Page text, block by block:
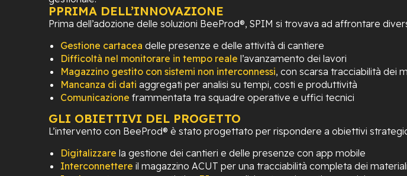
PPRIMA DELL’INNOVAZIONE
Prima dell’adozione delle soluzioni BeeProd®, SPIM si trovava ad affrontare
Gestione cartacea delle presenze e delle attività di cantiere
Difficoltà nel monitorare in tempo reale l’avanzamento dei lavori
Magazzino gestito con sistemi non interconnessi, con scarsa tracciabilità dei
Mancanza di dati aggregati per analisi su tempi, costi e produttività
Comunicazione frammentata tra squadre operative e uffici tecnici
GLI OBIETTIVI DEL PROGETTO
L’intervento con BeeProd® è stato progettato per rispondere a obiettivi
Digitalizzare la gestione dei cantieri e delle presenze con app mobile
Interconnettere il magazzino ACUT per una tracciabilità completa dei materiali